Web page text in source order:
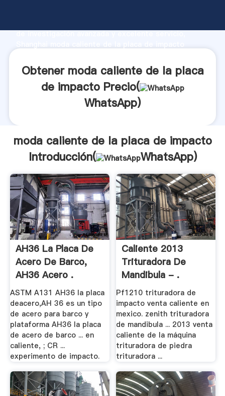
de investigación avanzada y excelente servicio,
clientes.
Obtener moda caliente de la placa
de impacto Precio(
WhatsApp)
moda caliente de la placa de impacto
Introducción(
WhatsApp)
AH36 La Placa De
Acero De Barco,
AH36 Acero .
ASTM A131 AH36 la placa
deacero,AH 36 es un tipo
de acero para barco y
plataforma AH36 la placa
de acero de barco ... en
caliente, ; CR ...
experimento de impacto.
Caliente 2013
Trituradora De
Mandibula - .
Pf1210 trituradora de
impacto venta caliente en
mexico. zenith trituradora
de mandibula ... 2013 venta
caliente de la máquina
trituradora de piedra
trituradora ...